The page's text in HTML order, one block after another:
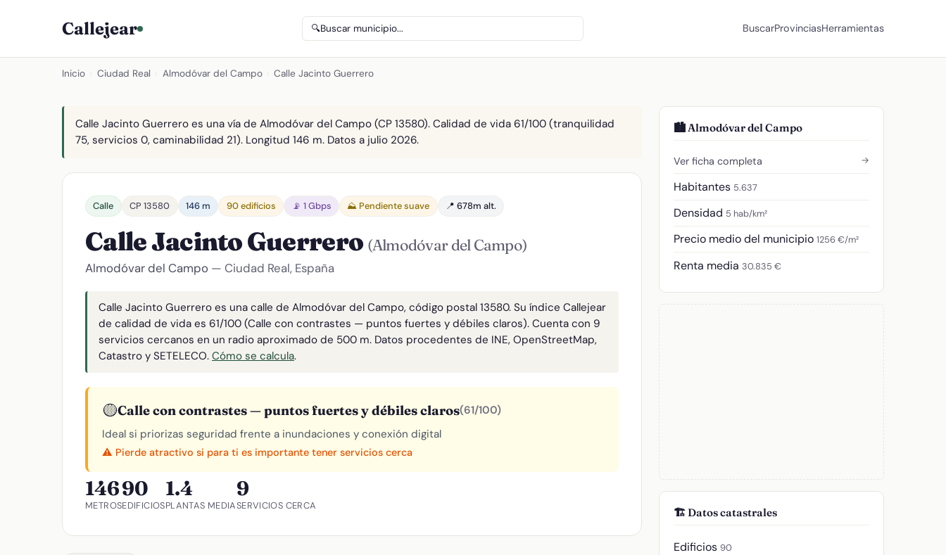
Callejear 🔍Buscar municipio... BuscarProvinciasHerramientas
Inicio Ciudad Real Almodóvar del Campo Calle Jacinto Guerrero
Calle Jacinto Guerrero es una vía de Almodóvar del Campo (CP 13580). Calidad de vida 61/100 (tranquilidad
75, servicios 0, caminabilidad 21). Longitud 146 m. Datos a julio 2026.
Calle CP 13580 146 m 90 edificios 📡 1 Gbps ⛰️ Pendiente suave 📍 678m alt.
Calle Jacinto Guerrero (Almodóvar del Campo)
Almodóvar del Campo — Ciudad Real, España
Calle Jacinto Guerrero es una calle de Almodóvar del Campo, código postal 13580. Su índice Callejear
de calidad de vida es 61/100 (Calle con contrastes — puntos fuertes y débiles claros). Cuenta con 9
servicios cercanos en un radio aproximado de 500 m. Datos procedentes de INE, OpenStreetMap,
Catastro y SETELECO. Cómo se calcula.
🟡Calle con contrastes — puntos fuertes y débiles claros(61/100)
Ideal si priorizas seguridad frente a inundaciones y conexión digital
⚠️ Pierde atractivo si para ti es importante tener servicios cerca
146
METROS
90
EDIFICIOS
1.4
PLANTAS MEDIA
9
SERVICIOS CERCA
🏙️ Almodóvar del Campo
Ver ficha completa →
Habitantes 5.637
Densidad 5 hab/km²
Precio medio del municipio 1256 €/m²
Renta media 30.835 €
🏗️ Datos catastrales
Edificios 90